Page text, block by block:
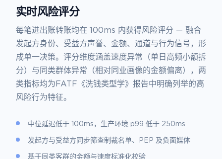
实时风险评分
每笔进出账转账均在 100ms 内获得风险评分 — 融合
发起方身份、受益方声誉、金额、通道与行为信号，形
成单一决策。评分维度涵盖速度异常（单日高频小额拆
分）与同类群体异常（相对同业画像的金额偏离），两
类指标均为FATF《洗钱类型学》报告中明确列举的高
风险行为特征。
中位延迟低于 100ms，生产环境 p99 低于 250ms
发起方与受益方同步筛查制裁名单、PEP 及负面媒体
基于同类客群的金额与速度标准化校验